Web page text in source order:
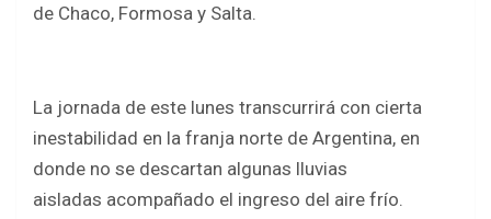
de Chaco, Formosa y Salta.
La jornada de este lunes transcurrirá con cierta
inestabilidad en la franja norte de Argentina, en
donde no se descartan algunas lluvias
aisladas acompañado el ingreso del aire frío.